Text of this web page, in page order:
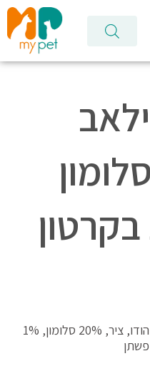
35% בשר הודו, כבד הודו, לבבות הודו, ציר, 20% סלומון, 1%